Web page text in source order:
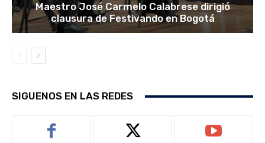
Maestro José Carmelo Calabrese dirigió
clausura de Festivando en Bogotá
SIGUENOS EN LAS REDES